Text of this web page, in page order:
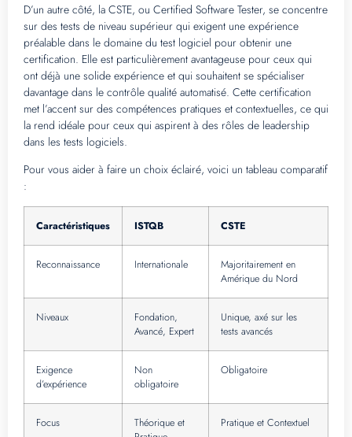
D’un autre côté, la CSTE, ou Certified Software Tester, se concentre
sur des tests de niveau supérieur qui exigent une expérience
préalable dans le domaine du test logiciel pour obtenir une
certification. Elle est particulièrement avantageuse pour ceux qui
ont déjà une solide expérience et qui souhaitent se spécialiser
davantage dans le contrôle qualité automatisé. Cette certification
met l’accent sur des compétences pratiques et contextuelles, ce qui
la rend idéale pour ceux qui aspirent à des rôles de leadership
dans les tests logiciels.
Pour vous aider à faire un choix éclairé, voici un tableau comparatif
:
Caractéristiques ISTQB CSTE
Reconnaissance Internationale
Majoritairement en
Amérique du Nord
Niveaux
Fondation,
Avancé, Expert
Unique, axé sur les
tests avancés
Exigence
d’expérience
Non
obligatoire
Obligatoire
Focus
Théorique et
Pratique et Contextuel